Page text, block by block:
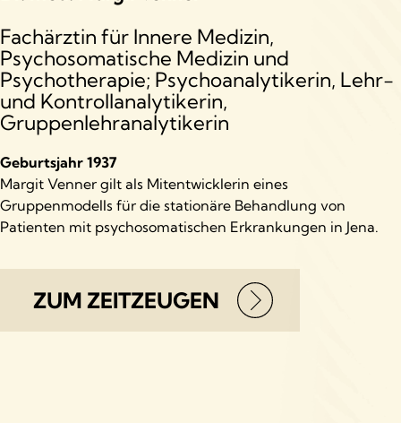
Fachärztin für Innere Medizin,
Psychosomatische Medizin und
Psychotherapie; Psychoanalytikerin, Lehr-
und Kontrollanalytikerin,
Gruppenlehranalytikerin
Geburtsjahr 1937
Margit Venner gilt als Mitentwicklerin eines
Gruppenmodells für die stationäre Behandlung von
Patienten mit psychosomatischen Erkrankungen in Jena.
ZUM ZEITZEUGEN